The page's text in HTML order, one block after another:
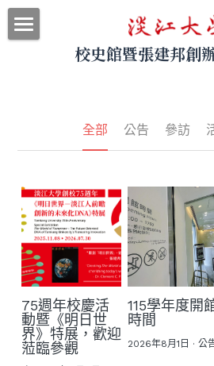
校史館暨張建邦創
最新消息
參觀導覽
網站地圖
｜回首頁
｜圖書館
｜淡江大學
搜索
全部 公告 參訪
75週年校慶活
動暨《明日世
界》特展，歡迎
蒞臨參觀
115學年度開
時間
2026年8月1日 · 公